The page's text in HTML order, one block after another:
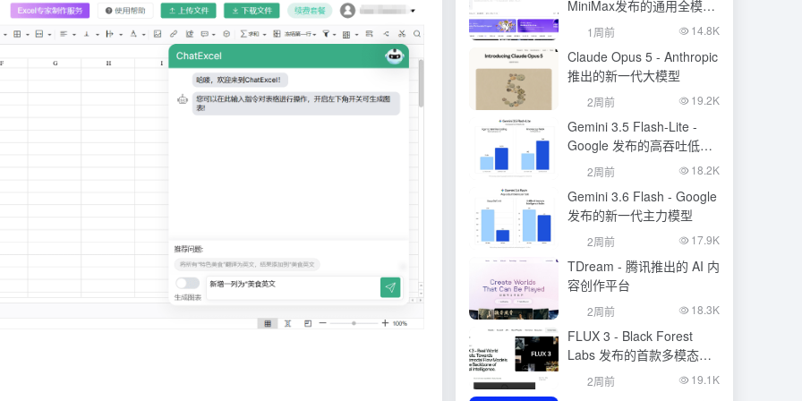
MiniMax发布的通用全模态
生成模型
1周前 14.8K
Claude Opus 5 - Anthropic
推出的新一代大模型
2周前 19.2K
Gemini 3.5 Flash-Lite -
Google 发布的高吞吐低成
本模型
2周前 18.2K
Gemini 3.6 Flash - Google
发布的新一代主力模型
2周前 17.9K
TDream - 腾讯推出的 AI 内
容创作平台
2周前 18.3K
FLUX 3 - Black Forest
Labs 发布的首款多模态基
础模型
2周前 19.1K